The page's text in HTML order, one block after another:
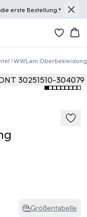
erste Bestellung.*
WWLam Oberbekleidung
Größentabelle